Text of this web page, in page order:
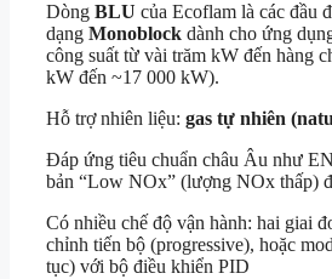
Dòng BLU của Ecoflam là các đầu
dạng Monoblock dành cho ứng
công suất từ vài trăm kW đến hàng
kW đến ~17 000 kW).
Hỗ trợ nhiên liệu: gas tự nhiên
Đáp ứng tiêu chuẩn châu Âu như
bản “Low NOx” (lượng NOx thấp)
Có nhiều chế độ vận hành: hai giai
chỉnh tiến bộ (progressive), hoặc
tục) với bộ điều khiển PID